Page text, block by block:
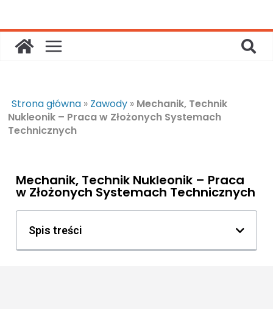
Strona główna » Zawody » Mechanik, Technik
Nukleonik – Praca w Złożonych Systemach
Technicznych
Mechanik, Technik Nukleonik – Praca
w Złożonych Systemach Technicznych
Spis treści